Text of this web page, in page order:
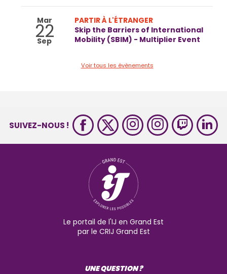
Mar
22
Sep
PARTIR À L'ÉTRANGER
Skip the Barriers of International
Mobility (SBIM) - Multiplier Event
Voir tous les évènements
SUIVEZ-NOUS !
Le portail de l'IJ en Grand Est
par le CRIJ Grand Est
UNE QUESTION ?